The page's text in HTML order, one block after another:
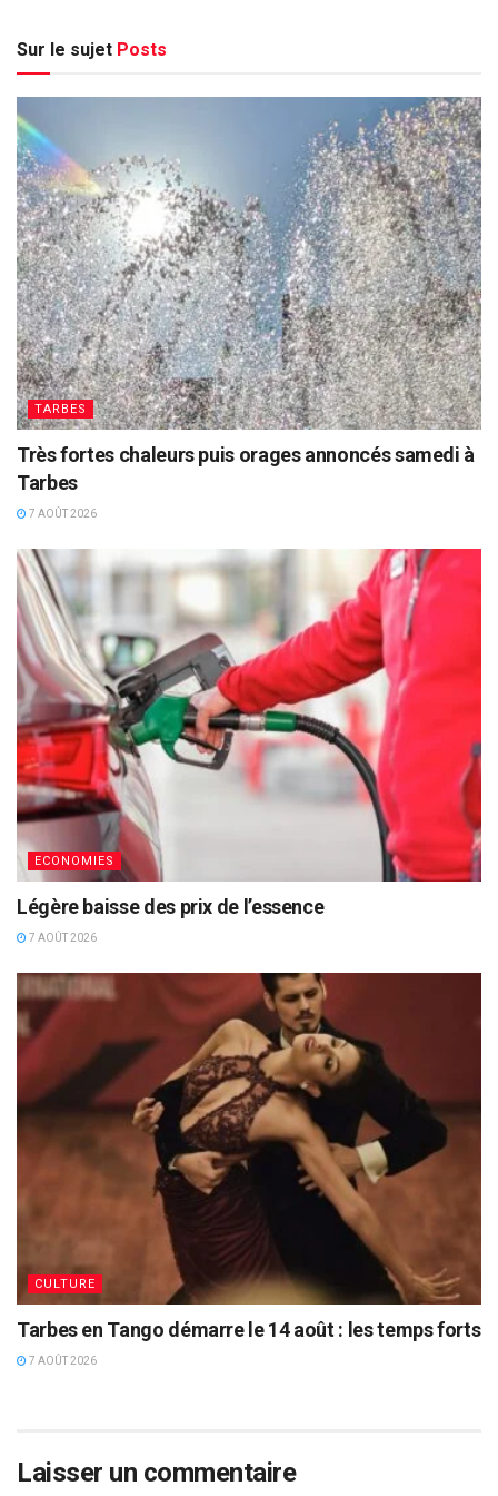
Sur le sujet Posts
TARBES
Très fortes chaleurs puis orages annoncés samedi à
Tarbes
7 AOÛT 2026
ECONOMIES
Légère baisse des prix de l’essence
7 AOÛT 2026
CULTURE
Tarbes en Tango démarre le 14 août : les temps forts
7 AOÛT 2026
Laisser un commentaire